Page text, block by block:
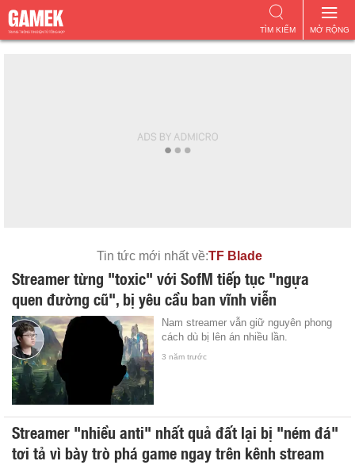
MỞ RỘNG
TÌM KIẾM
Tin tức mới nhất về:TF Blade
Streamer từng "toxic" với SofM tiếp tục "ngựa
quen đường cũ", bị yêu cầu ban vĩnh viễn
Nam streamer vẫn giữ nguyên phong
cách dù bị lên án nhiều lần.
3 năm trước
Streamer "nhiều anti" nhất quả đất lại bị "ném đá"
tơi tả vì bày trò phá game ngay trên kênh stream